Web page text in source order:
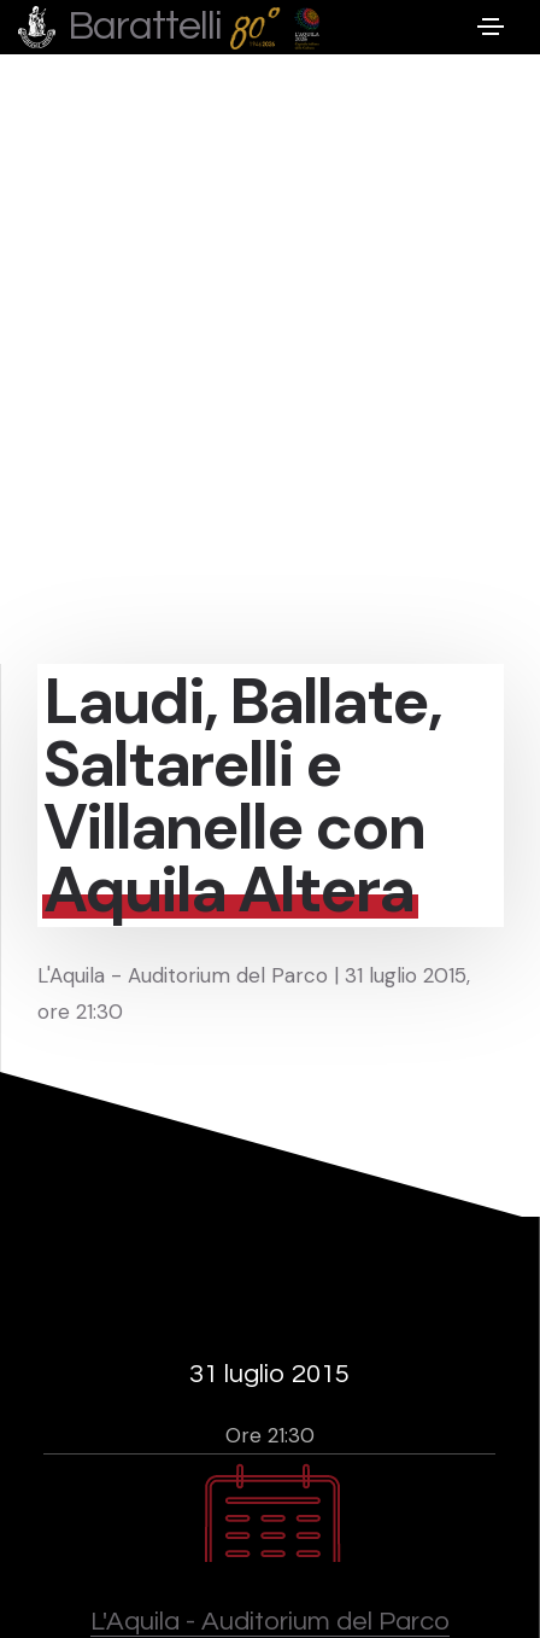
Barattelli
Laudi, Ballate,
Saltarelli e
Villanelle con
Aquila Altera
L'Aquila - Auditorium del Parco | 31 luglio 2015,
ore 21:30
31 luglio 2015
Ore 21:30
L'Aquila - Auditorium del Parco